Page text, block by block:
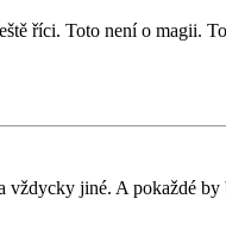
říci. Toto není o magii.
jiné. A pokaždé